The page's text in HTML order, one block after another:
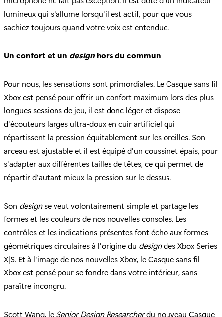
lumineux qui s'allume lorsqu'il est actif, pour que vous
sachiez toujours quand votre voix est entendue.
Un confort et un designhors du commun
Pour nous, les sensations sont primordiales. Le Casque sans fil
Xbox est pensé pour offrir un confort maximum lors des plus
longues sessions de jeu, il est donc léger et dispose
d'écouteurs larges ultra-doux en cuir artificiel qui
répartissent la pression équitablement sur les oreilles. Son
arceau est ajustable et il est équipé d'un coussinet épais, pour
s'adapter aux différentes tailles de têtes, ce qui permet de
répartir d'autant mieux la pression sur le dessus.
Son designse veut volontairement simple et partage les
formes et les couleurs de nos nouvelles consoles. Les
contrôles et les indications présentes font écho aux formes
géométriques circulaires à l'origine du designdes Xbox Series
X|S. Et à l'image de nos nouvelles Xbox, le Casque sans fil
Xbox est pensé pour se fondre dans votre intérieur, sans
paraître incongru.
Scott Wang, le Senior Design Researcherdu nouveau Casque